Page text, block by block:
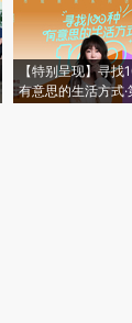
【特别呈现】寻找
有意思的生活方式·